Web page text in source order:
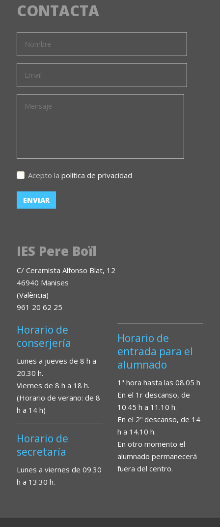
CONTACTA
Acepto la política de privacidad
IES Pere Boïl
C/ Ceramista Alfonso Blat, 12
46940 Manises
(València)
961 20 62 25
Horario de
conserjería
Lunes a jueves de 8 h a
20.30 h.
Viernes de 8 h a 18 h.
(Horario de verano: de 8
h a 14 h)
Horario de
secretaría
Lunes a viernes de 09.30
h a 13.30 h.
Horario de
entrada para el
alumnado
1ª hora hasta las 08.05 h
En el 1r descanso, de
10.45 h a 11.10 h.
En el 2º descanso, de 14
h a 14.10 h.
En otro momento el
alumnado permanecerá
fuera del centro.